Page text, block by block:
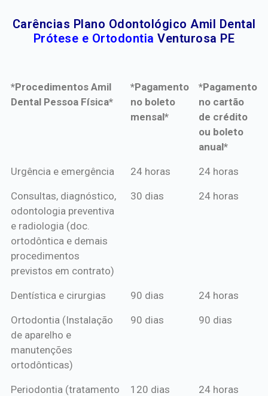
Carências Plano Odontológico Amil Dental
Prótese e Ortodontia Venturosa PE
*Procedimentos Amil
Dental Pessoa Física*
*Pagamento
no boleto
mensal*
*Pagamento
no cartão
de crédito
ou boleto
anual*
*Procedimentos Amil
*Pagamento
mensal*
*Pagamento
de crédito
Urgência e emergência 24 horas 24 horas
Consultas, diagnóstico,
odontologia preventiva
e radiologia (doc.
ortodôntica e demais
procedimentos
previstos em contrato)
30 dias 24 horas
Dentística e cirurgias 90 dias 24 horas
Ortodontia (Instalação
de aparelho e
manutenções
ortodônticas)
90 dias 90 dias
Periodontia (tratamento
120 dias 24 horas